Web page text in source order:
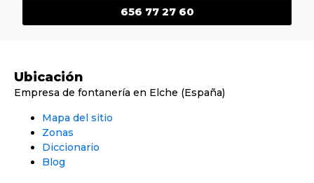
656 77 27 60
Ubicación
Empresa de fontanería en Elche (España)
Mapa del sitio
Zonas
Diccionario
Blog